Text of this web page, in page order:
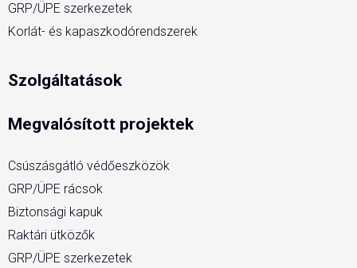
GRP/ÜPE szerkezetek
Korlát- és kapaszkodórendszerek
Szolgáltatások
Megvalósított projektek
Csúszásgátló védőeszközök
GRP/ÜPE rácsok
Biztonsági kapuk
Raktári ütközők
GRP/ÜPE szerkezetek